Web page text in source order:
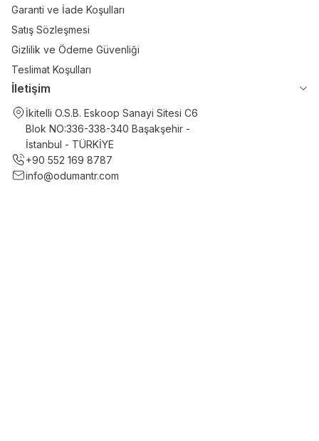
Garanti ve İade Koşulları
Satış Sözleşmesi
Gizlilik ve Ödeme Güvenliği
Teslimat Koşulları
İletişim
İkitelli O.S.B. Eskoop Sanayi Sitesi C6
Blok NO:336-338-340 Başakşehir -
İstanbul - TÜRKİYE
+90 552 169 8787
info@odumantr.com